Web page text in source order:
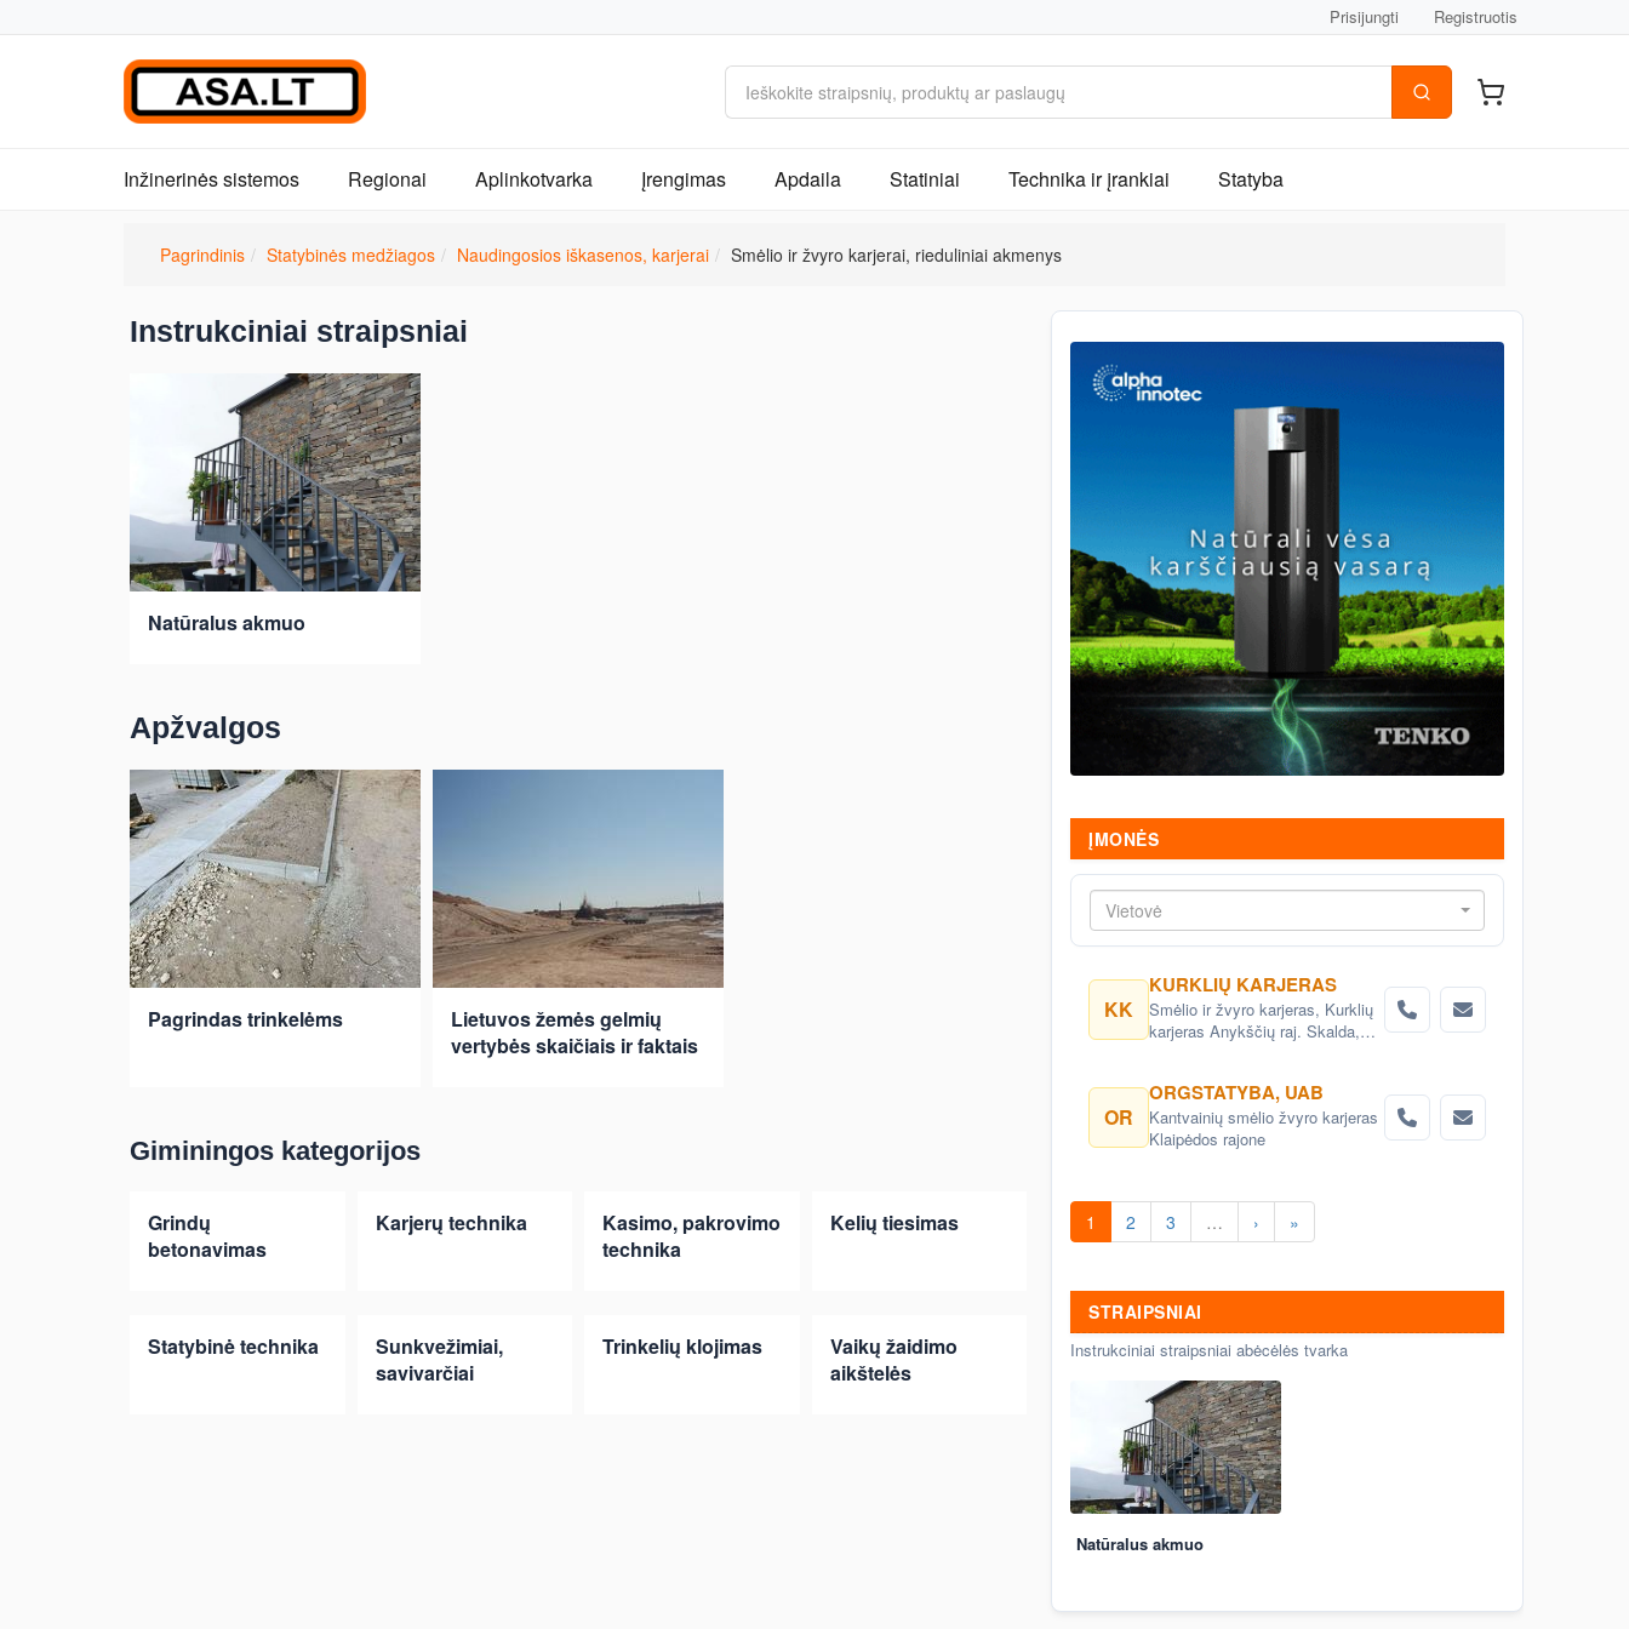
Prisijungti Registruotis
Inžinerinės sistemos Regionai Aplinkotvarka Įrengimas Apdaila Statiniai Technika ir įrankiai Statyba
Pagrindinis Statybinės medžiagos Naudingosios iškasenos, karjerai Smėlio ir žvyro karjerai, rieduliniai akmenys
Instrukciniai straipsniai
Natūralus akmuo
Apžvalgos
Pagrindas trinkelėms
Lietuvos žemės gelmių
vertybės skaičiais ir faktais
Giminingos kategorijos
Grindų
betonavimas
Karjerų technika
Kasimo, pakrovimo
technika
Kelių tiesimas
Statybinė technika
Sunkvežimiai,
savivarčiai
Trinkelių klojimas
Vaikų žaidimo
aikštelės
ĮMONĖS
Vietovė
KK
KURKLIŲ KARJERAS
Smėlio ir žvyro karjeras, Kurklių
karjeras Anykščių raj. Skalda,
prekyba. Smėlio gamyba
keliams, skiediniams, gerbūvio
elementams. Karjeras.Žvirgždo
OR
ORGSTATYBA, UAB
Kantvainių smėlio žvyro karjeras
Klaipėdos rajone
1 2 3 … › »
STRAIPSNIAI
Instrukciniai straipsniai abėcėlės tvarka
Natūralus akmuo